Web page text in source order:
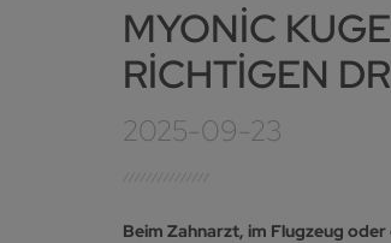
MYONIC
RICHTIGEN
2025-09-23
Beim Zahnarzt, im Flugzeug